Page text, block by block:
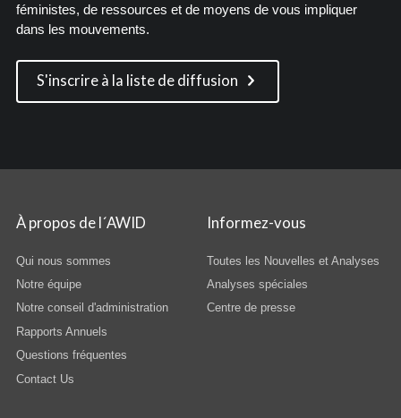
féministes, de ressources et de moyens de vous impliquer
dans les mouvements.
S'inscrire à la liste de diffusion
À propos de l´AWID
Qui nous sommes
Notre équipe
Notre conseil d'administration
Rapports Annuels
Questions fréquentes
Contact Us
Informez-vous
Toutes les Nouvelles et Analyses
Analyses spéciales
Centre de presse